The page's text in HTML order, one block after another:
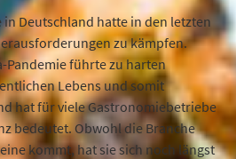
Deutschland hatte in den letzten
zu kämpfen.
Pandemie führte zu harten
Lebens und somit
hat für viele Gastronomiebetriebe
bedeutet. Obwohl die Branche
kommt, hat sie sich noch längst